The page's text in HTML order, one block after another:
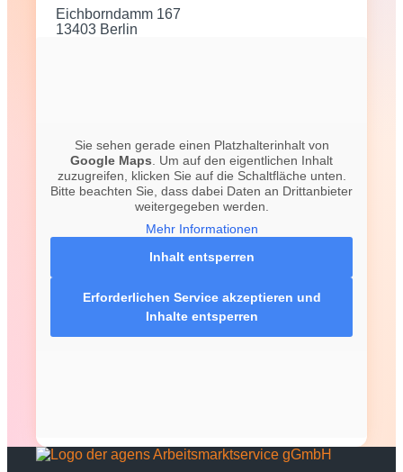
Eichborndamm 167
13403 Berlin
Sie sehen gerade einen Platzhalterinhalt von
Google Maps . Um auf den eigentlichen Inhalt
zuzugreifen, klicken Sie auf die Schaltfläche unten.
Bitte beachten Sie, dass dabei Daten an Drittanbieter
weitergegeben werden.
Mehr Informationen
Inhalt entsperren
Erforderlichen Service akzeptieren und
Inhalte entsperren